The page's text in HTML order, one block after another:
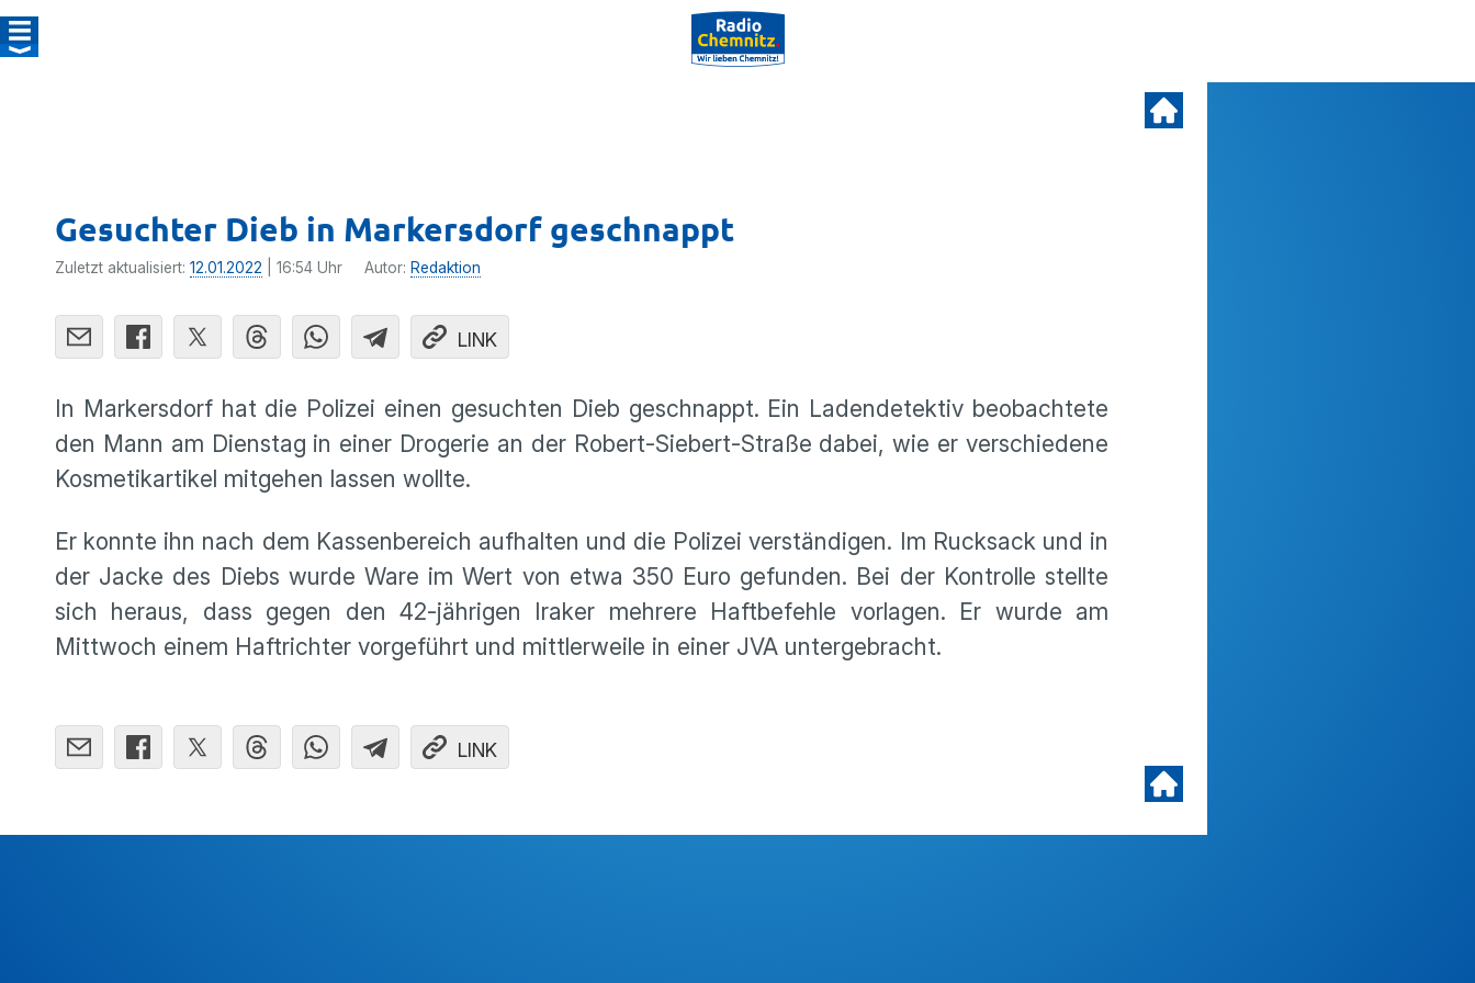
Gesuchter Dieb in Markersdorf geschnappt
Zuletzt aktualisiert: 12.01.2022 | 16:54 Uhr Autor: Redaktion
LINK
In Markersdorf hat die Polizei einen gesuchten Dieb geschnappt. Ein Ladendetektiv beobachtete
den Mann am Dienstag in einer Drogerie an der Robert-Siebert-Straße dabei, wie er verschiedene
Kosmetikartikel mitgehen lassen wollte.
Er konnte ihn nach dem Kassenbereich aufhalten und die Polizei verständigen. Im Rucksack und in
der Jacke des Diebs wurde Ware im Wert von etwa 350 Euro gefunden. Bei der Kontrolle stellte
sich heraus, dass gegen den 42-jährigen Iraker mehrere Haftbefehle vorlagen. Er wurde am
Mittwoch einem Haftrichter vorgeführt und mittlerweile in einer JVA untergebracht.
LINK